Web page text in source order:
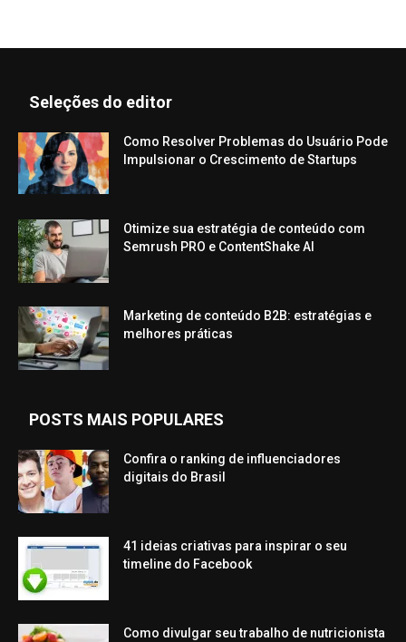
Seleções do editor
Como Resolver Problemas do Usuário Pode
Impulsionar o Crescimento de Startups
Otimize sua estratégia de conteúdo com
Semrush PRO e ContentShake AI
Marketing de conteúdo B2B: estratégias e
melhores práticas
POSTS MAIS POPULARES
Confira o ranking de influenciadores
digitais do Brasil
41 ideias criativas para inspirar o seu
timeline do Facebook
Como divulgar seu trabalho de nutricionista